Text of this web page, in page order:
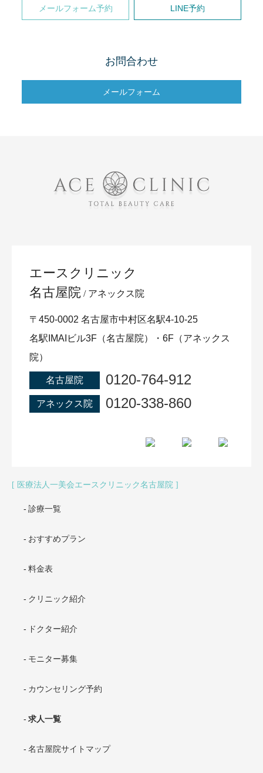
メールフォーム予約 LINE予約
お問合わせ
メールフォーム
エースクリニック
名古屋院
アネックス院
〒450-0002 名古屋市中村区名駅4-10-25
名駅IMAIビル3F（名古屋院）・6F（アネックス
院）
名古屋院 0120-764-912
アネックス院 0120-338-860
医療法人一美会エースクリニック名古屋院
診療一覧
おすすめプラン
料金表
クリニック紹介
ドクター紹介
モニター募集
カウンセリング予約
求人一覧
名古屋院サイトマップ